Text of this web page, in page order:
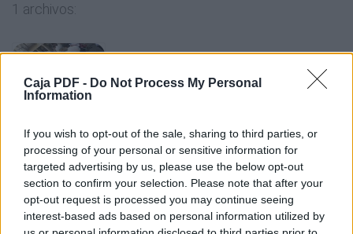
Caja PDF - Do Not Process My Personal
Information
If you wish to opt-out of the sale, sharing to third parties, or
processing of your personal or sensitive information for
targeted advertising by us, please use the below opt-out
section to confirm your selection. Please note that after your
opt-out request is processed you may continue seeing
interest-based ads based on personal information utilized by
1 archivos:
Actividades banda Cifuentes 2013 807 KB, 6 páginas